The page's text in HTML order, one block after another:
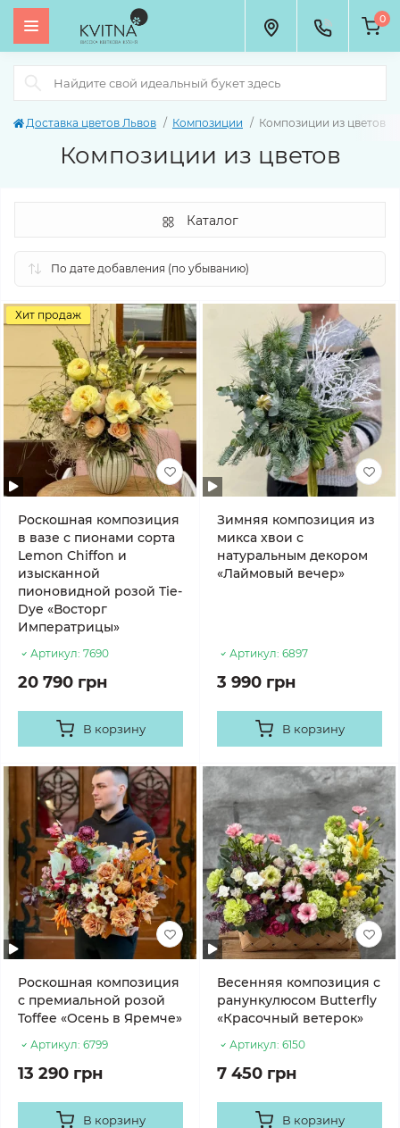
0
Доставка цветов Львов Композиции Композиции из цветов
Композиции из цветов
Каталог
Хит продаж
Роскошная композиция
в вазе с пионами сорта
Lemon Chiffon и
изысканной
пионовидной розой Tie-
Dye «Восторг
Императрицы»
Артикул: 7690
20 790 грн
В корзину
Зимняя композиция из
микса хвои с
натуральным декором
«Лаймовый вечер»
Артикул: 6897
3 990 грн
В корзину
Роскошная композиция
с премиальной розой
Toffee «Осень в Яремче»
Артикул: 6799
13 290 грн
В корзину
Весенняя композиция с
ранункулюсом Butterfly
«Красочный ветерок»
Артикул: 6150
7 450 грн
В корзину